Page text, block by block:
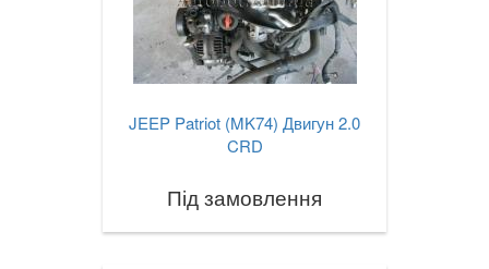
JEEP Patriot (MK74) Двигун 2.0
CRD
Під замовлення